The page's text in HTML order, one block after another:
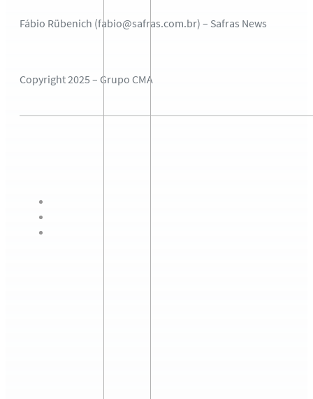
Fábio Rübenich (fabio@safras.com.br) – Safras News
Copyright 2025 – Grupo CMA